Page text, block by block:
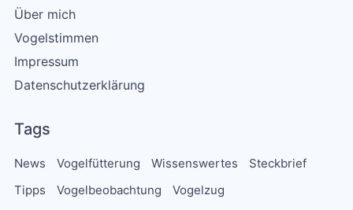
Über mich
Vogelstimmen
Impressum
Datenschutzerklärung
Tags
News Vogelfütterung Wissenswertes
Steckbrief
Tipps
Vogelbeobachtung
Vogelzug